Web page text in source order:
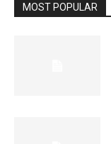
MOST POPULAR